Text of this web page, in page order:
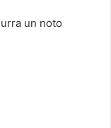
un noto